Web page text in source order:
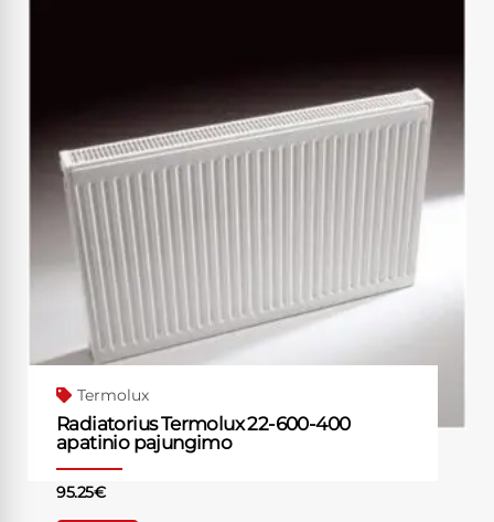
Termolux
Radiatorius Termolux 22-600-400
apatinio pajungimo
95.25€